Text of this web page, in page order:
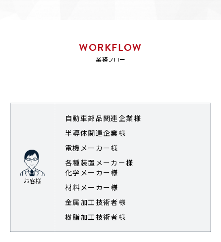
WORKFLOW
業務フロー
お客様
自動車部品関連企業様
半導体関連企業様
電機メーカー様
各種装置メーカー様
化学メーカー様
材料メーカー様
金属加工技術者様
樹脂加工技術者様